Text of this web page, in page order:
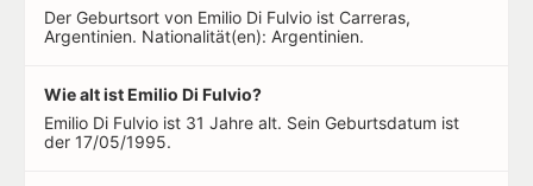
Der Geburtsort von Emilio Di Fulvio ist Carreras,
Argentinien. Nationalität(en): Argentinien.
Wie alt ist Emilio Di Fulvio?
Emilio Di Fulvio ist 31 Jahre alt. Sein Geburtsdatum ist
der 17/05/1995.